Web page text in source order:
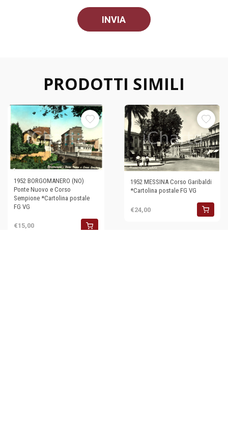
PRODOTTI SIMILI
1952 BORGOMANERO (NO)
Ponte Nuovo e Corso
Sempione *Cartolina postale
FG VG
€15,00
1952 MESSINA Corso Garibaldi
*Cartolina postale FG VG
€24,00